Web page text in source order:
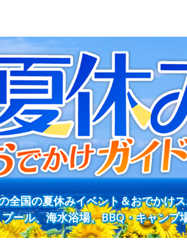
全国の夏休みイベント＆おでかけ
ール、海水浴場、BBQ・キャンプ